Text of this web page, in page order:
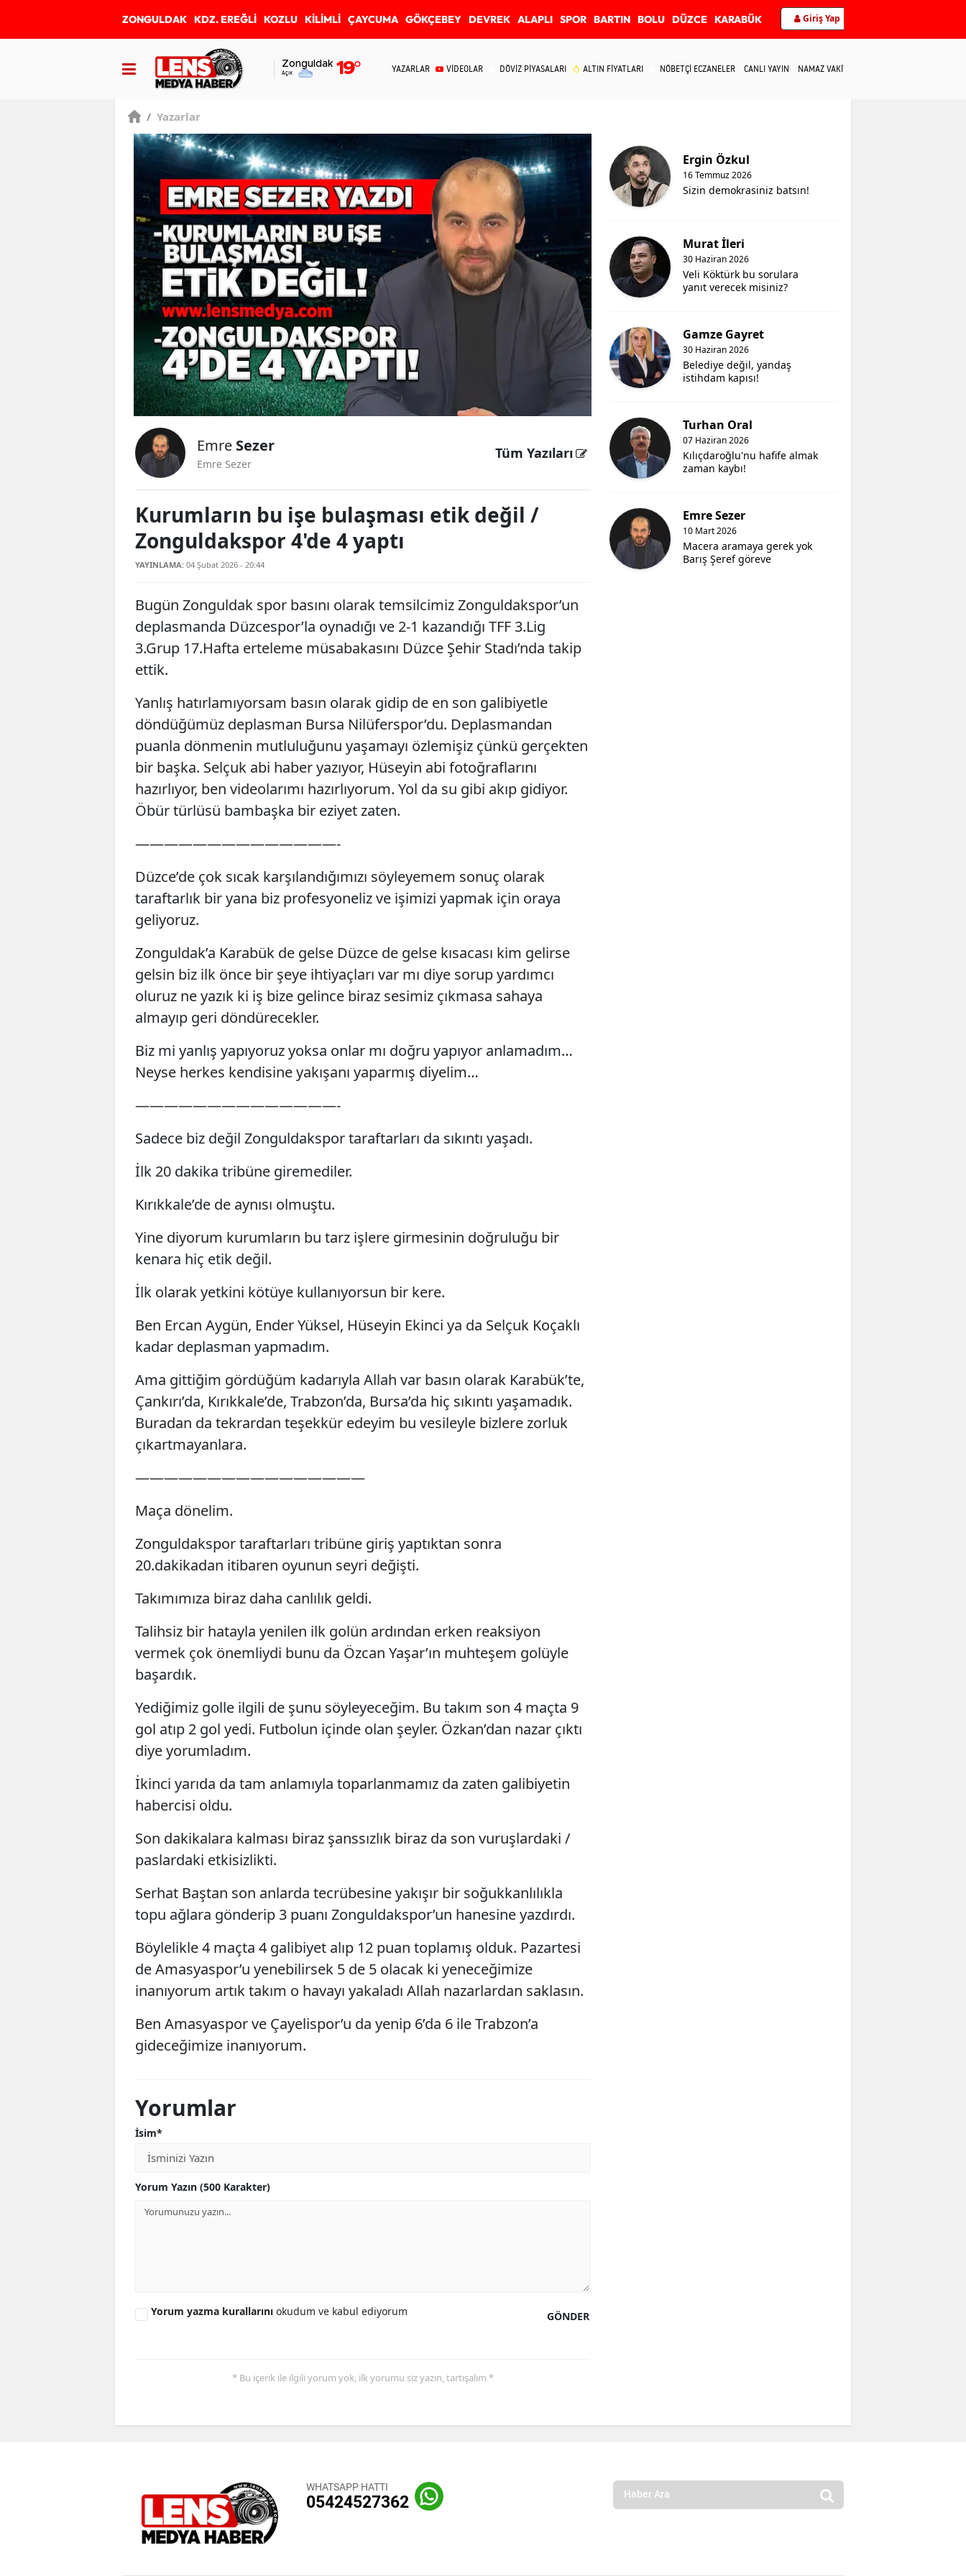
ZONGULDAK KDZ. EREĞLİ KOZLU KİLİMLİ ÇAYCUMA GÖKÇEBEY DEVREK ALAPLI SPOR BARTIN BOLU DÜZCE KARABÜK Giriş Yap
Zonguldak
Açık 19° YAZARLAR VİDEOLAR DÖVİZ PİYASALARI ALTIN FİYATLARI NÖBETÇİ ECZANELER CANLI YAYIN NAMAZ VAKİTLERİ
/ Yazarlar
Emre Sezer
Emre Sezer
Tüm Yazıları
Kurumların bu işe bulaşması etik değil /
Zonguldakspor 4'de 4 yaptı
YAYINLAMA: 04 Şubat 2026 - 20:44
Bugün Zonguldak spor basını olarak temsilcimiz Zonguldakspor’un
deplasmanda Düzcespor’la oynadığı ve 2-1 kazandığı TFF 3.Lig
3.Grup 17.Hafta erteleme müsabakasını Düzce Şehir Stadı’nda takip
ettik.
Yanlış hatırlamıyorsam basın olarak gidip de en son galibiyetle
döndüğümüz deplasman Bursa Nilüferspor’du. Deplasmandan
puanla dönmenin mutluluğunu yaşamayı özlemişiz çünkü gerçekten
bir başka. Selçuk abi haber yazıyor, Hüseyin abi fotoğraflarını
hazırlıyor, ben videolarımı hazırlıyorum. Yol da su gibi akıp gidiyor.
Öbür türlüsü bambaşka bir eziyet zaten.
——————————————-
Düzce’de çok sıcak karşılandığımızı söyleyemem sonuç olarak
taraftarlık bir yana biz profesyoneliz ve işimizi yapmak için oraya
geliyoruz.
Zonguldak’a Karabük de gelse Düzce de gelse kısacası kim gelirse
gelsin biz ilk önce bir şeye ihtiyaçları var mı diye sorup yardımcı
oluruz ne yazık ki iş bize gelince biraz sesimiz çıkmasa sahaya
almayıp geri döndürecekler.
Biz mi yanlış yapıyoruz yoksa onlar mı doğru yapıyor anlamadım…
Neyse herkes kendisine yakışanı yaparmış diyelim…
——————————————-
Sadece biz değil Zonguldakspor taraftarları da sıkıntı yaşadı.
İlk 20 dakika tribüne giremediler.
Kırıkkale’de de aynısı olmuştu.
Yine diyorum kurumların bu tarz işlere girmesinin doğruluğu bir
kenara hiç etik değil.
İlk olarak yetkini kötüye kullanıyorsun bir kere.
Ben Ercan Aygün, Ender Yüksel, Hüseyin Ekinci ya da Selçuk Koçaklı
kadar deplasman yapmadım.
Ama gittiğim gördüğüm kadarıyla Allah var basın olarak Karabük’te,
Çankırı’da, Kırıkkale’de, Trabzon’da, Bursa’da hiç sıkıntı yaşamadık.
Buradan da tekrardan teşekkür edeyim bu vesileyle bizlere zorluk
çıkartmayanlara.
————————————————
Maça dönelim.
Zonguldakspor taraftarları tribüne giriş yaptıktan sonra
20.dakikadan itibaren oyunun seyri değişti.
Takımımıza biraz daha canlılık geldi.
Talihsiz bir hatayla yenilen ilk golün ardından erken reaksiyon
vermek çok önemliydi bunu da Özcan Yaşar’ın muhteşem golüyle
başardık.
Yediğimiz golle ilgili de şunu söyleyeceğim. Bu takım son 4 maçta 9
gol atıp 2 gol yedi. Futbolun içinde olan şeyler. Özkan’dan nazar çıktı
diye yorumladım.
İkinci yarıda da tam anlamıyla toparlanmamız da zaten galibiyetin
habercisi oldu.
Son dakikalara kalması biraz şanssızlık biraz da son vuruşlardaki /
paslardaki etkisizlikti.
Serhat Baştan son anlarda tecrübesine yakışır bir soğukkanlılıkla
topu ağlara gönderip 3 puanı Zonguldakspor’un hanesine yazdırdı.
Böylelikle 4 maçta 4 galibiyet alıp 12 puan toplamış olduk. Pazartesi
de Amasyaspor’u yenebilirsek 5 de 5 olacak ki yeneceğimize
inanıyorum artık takım o havayı yakaladı Allah nazarlardan saklasın.
Ben Amasyaspor ve Çayelispor’u da yenip 6’da 6 ile Trabzon’a
gideceğimize inanıyorum.
Yorumlar
İsim*
Yorum Yazın (500 Karakter)
GÖNDER
Yorum yazma kurallarını okudum ve kabul ediyorum
* Bu içerik ile ilgili yorum yok, ilk yorumu siz yazın, tartışalım *
Ergin Özkul
16 Temmuz 2026
Sizin demokrasiniz batsın!
Murat İleri
30 Haziran 2026
Veli Köktürk bu sorulara
yanıt verecek misiniz?
Gamze Gayret
30 Haziran 2026
Belediye değil, yandaş
istihdam kapısı!
Turhan Oral
07 Haziran 2026
Kılıçdaroğlu'nu hafife almak
zaman kaybı!
Emre Sezer
10 Mart 2026
Macera aramaya gerek yok
Barış Şeref göreve
WHATSAPP HATTI
05424527362